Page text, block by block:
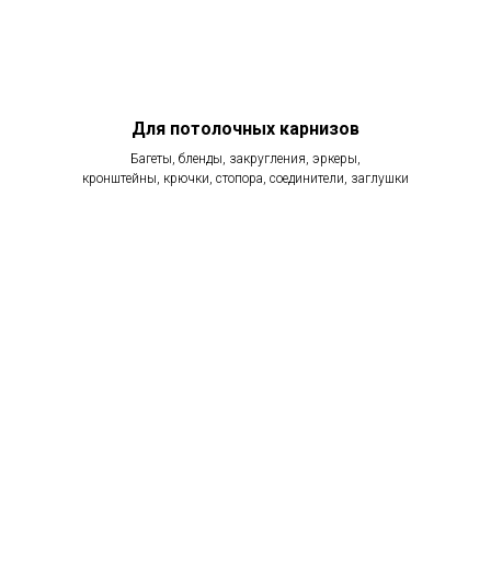
Для потолочных карнизов
Багеты, бленды, закругления, эркеры,
кронштейны, крючки, стопора, соединители, заглушки